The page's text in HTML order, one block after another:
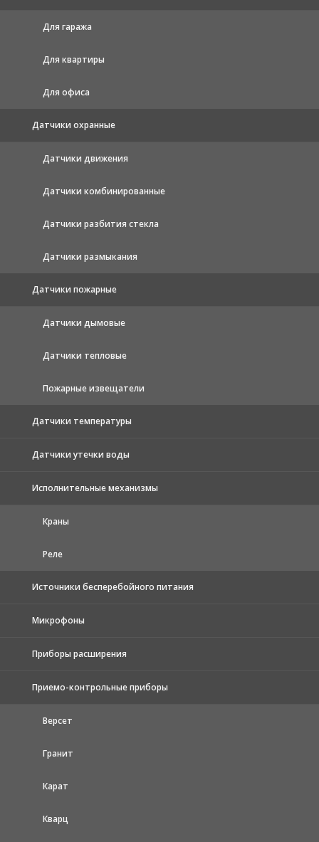
Для гаража
Для квартиры
Для офиса
Датчики охранные
Датчики движения
Датчики комбинированные
Датчики разбития стекла
Датчики размыкания
Датчики пожарные
Датчики дымовые
Датчики тепловые
Пожарные извещатели
Датчики температуры
Датчики утечки воды
Исполнительные механизмы
Краны
Реле
Источники бесперебойного питания
Микрофоны
Приборы расширения
Приемо-контрольные приборы
Версет
Гранит
Карат
Кварц